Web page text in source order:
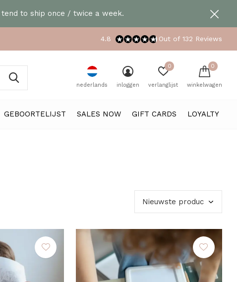
GEBOORTELIJST SALES NOW GIFT CARDS LOYALTY
nederlands inloggen verlanglijst
0
winkelwagen
0
4.8 Out of 132 Reviews
to ship once / twice a week.